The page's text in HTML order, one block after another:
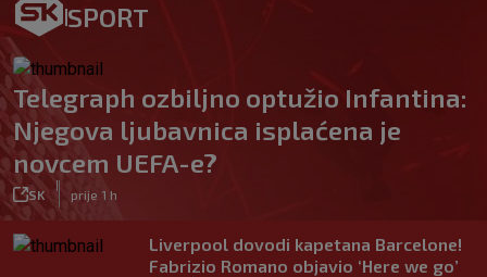
SPORT
Telegraph ozbiljno optužio Infantina:
Njegova ljubavnica isplaćena je
novcem UEFA-e?
SK prije 1 h
Liverpool dovodi kapetana Barcelone!
Fabrizio Romano objavio ‘Here we go’